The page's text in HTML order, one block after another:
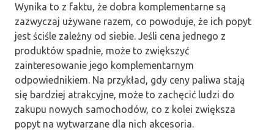
Wynika to z faktu, że dobra komplementarne są
zazwyczaj używane razem, co powoduje, że ich popyt
jest ściśle zależny od siebie. Jeśli cena jednego z
produktów spadnie, może to zwiększyć
zainteresowanie jego komplementarnym
odpowiednikiem. Na przykład, gdy ceny paliwa stają
się bardziej atrakcyjne, może to zachęcić ludzi do
zakupu nowych samochodów, co z kolei zwiększa
popyt na wytwarzane dla nich akcesoria.